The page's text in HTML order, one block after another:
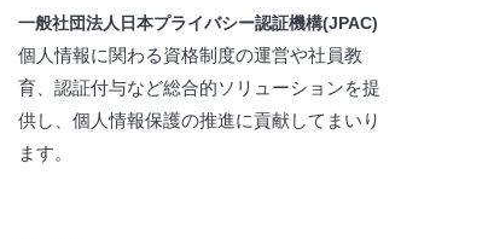
一般社団法人日本プライバシー認証機構(JPAC)
個人情報に関わる資格制度の運営や社員教
育、認証付与など総合的ソリューションを提
供し、個人情報保護の推進に貢献してまいり
ます。